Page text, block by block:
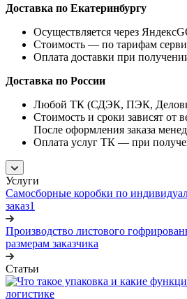
Доставка по Екатеринбургу
Осуществляется через
Стоимость — по тарифам
Оплата доставки при
Доставка по России
Любой ТК (СДЭК, ПЭК,
Стоимость и сроки зависят от
После оформления заказа
Оплата услуг ТК — при
Услуги
Самосборные коробки по
заказ1
Производство листового
размерам заказчика
Статьи